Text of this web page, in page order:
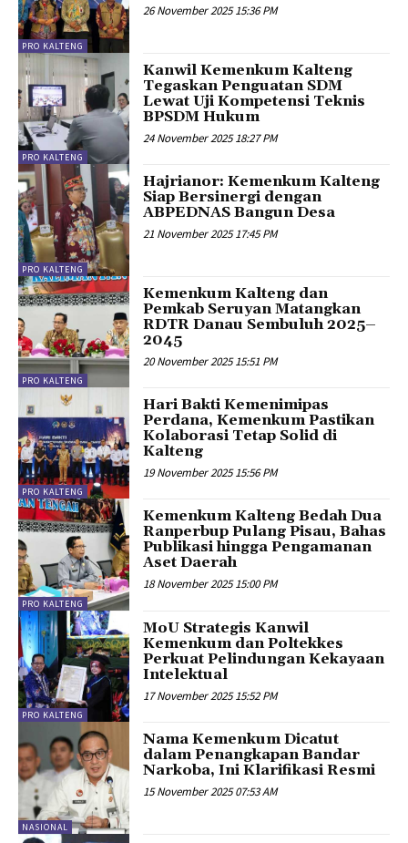
PRO KALTENG
26 November 2025 15:36 PM
PRO KALTENG
Kanwil Kemenkum Kalteng
Tegaskan Penguatan SDM
Lewat Uji Kompetensi Teknis
BPSDM Hukum
24 November 2025 18:27 PM
PRO KALTENG
Hajrianor: Kemenkum Kalteng
Siap Bersinergi dengan
ABPEDNAS Bangun Desa
21 November 2025 17:45 PM
PRO KALTENG
Kemenkum Kalteng dan
Pemkab Seruyan Matangkan
RDTR Danau Sembuluh 2025–
2045
20 November 2025 15:51 PM
PRO KALTENG
Hari Bakti Kemenimipas
Perdana, Kemenkum Pastikan
Kolaborasi Tetap Solid di
Kalteng
19 November 2025 15:56 PM
PRO KALTENG
Kemenkum Kalteng Bedah Dua
Ranperbup Pulang Pisau, Bahas
Publikasi hingga Pengamanan
Aset Daerah
18 November 2025 15:00 PM
PRO KALTENG
MoU Strategis Kanwil
Kemenkum dan Poltekkes
Perkuat Pelindungan Kekayaan
Intelektual
17 November 2025 15:52 PM
NASIONAL
Nama Kemenkum Dicatut
dalam Penangkapan Bandar
Narkoba, Ini Klarifikasi Resmi
15 November 2025 07:53 AM